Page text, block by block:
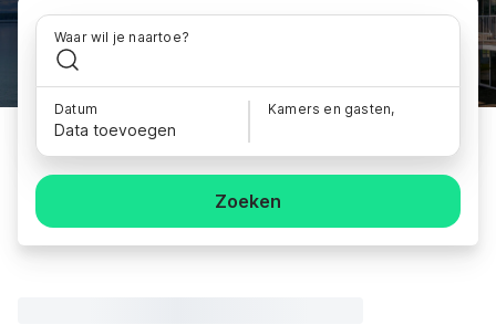
Waar wil je naartoe?
Datum
Data toevoegen
Kamers en gasten,
Zoeken